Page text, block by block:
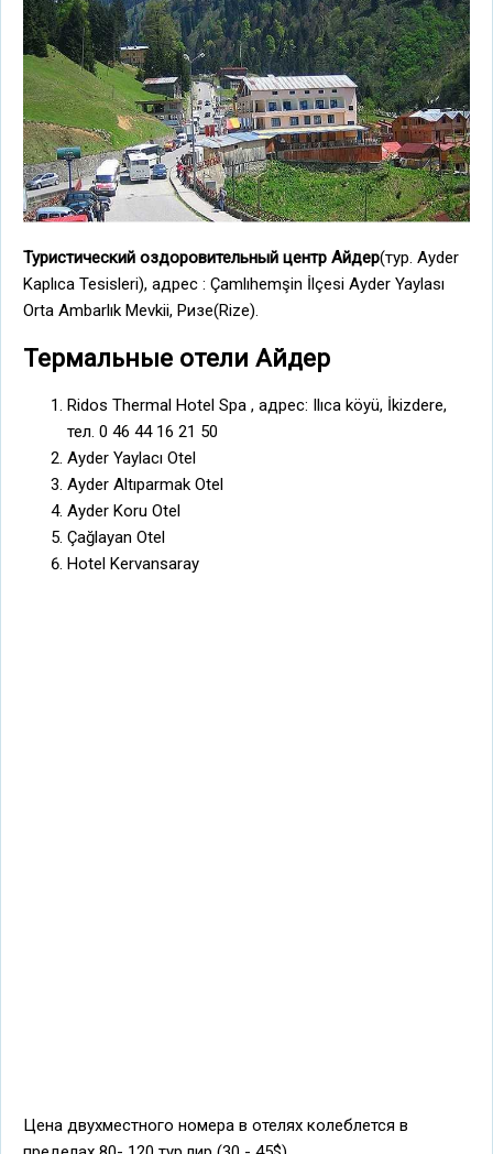
Туристический оздоровительный центр Айдер(тур. Ayder
Kaplıca Tesisleri), адрес : Çamlıhemşin İlçesi Ayder Yaylası
Orta Ambarlık Mevkii, Ризе(Rize).
Термальные отели Айдер
Ridos Thermal Hotel Spa , адрес: Ilıca köyü, İkizdere,
тел. 0 46 44 16 21 50
Ayder Yaylacı Otel
Ayder Altıparmak Otel
Ayder Koru Otel
Çağlayan Otel
Hotel Kervansaray
Цена двухместного номера в отелях колеблется в